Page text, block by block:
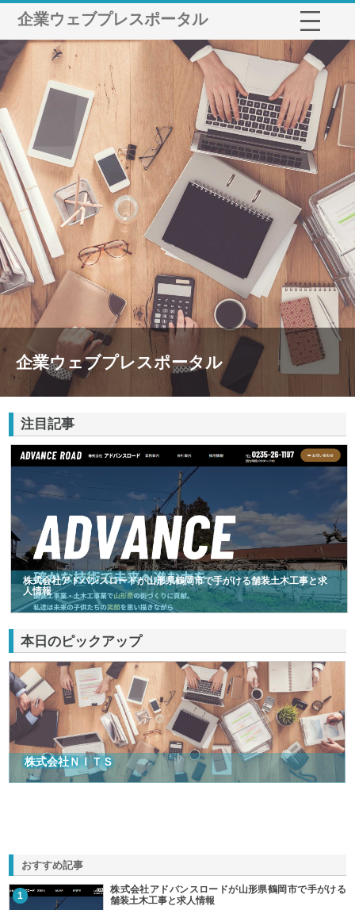
企業ウェブプレスポータル
企業ウェブプレスポータル
注目記事
株式会社アドバンスロードが山形県鶴岡市で手がける舗装土木工事と求
人情報
本日のピックアップ
株式会社ＮＩＴＳ
おすすめ記事
1
株式会社アドバンスロードが山形県鶴岡市で手がける
舗装土木工事と求人情報